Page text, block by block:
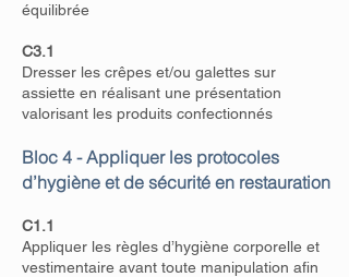
équilibrée
C3.1
Dresser les crêpes et/ou galettes sur
assiette en réalisant une présentation
valorisant les produits confectionnés
Bloc 4 - Appliquer les protocoles
d’hygiène et de sécurité en restauration
C1.1
Appliquer les règles d’hygiène corporelle et
vestimentaire avant toute manipulation afin